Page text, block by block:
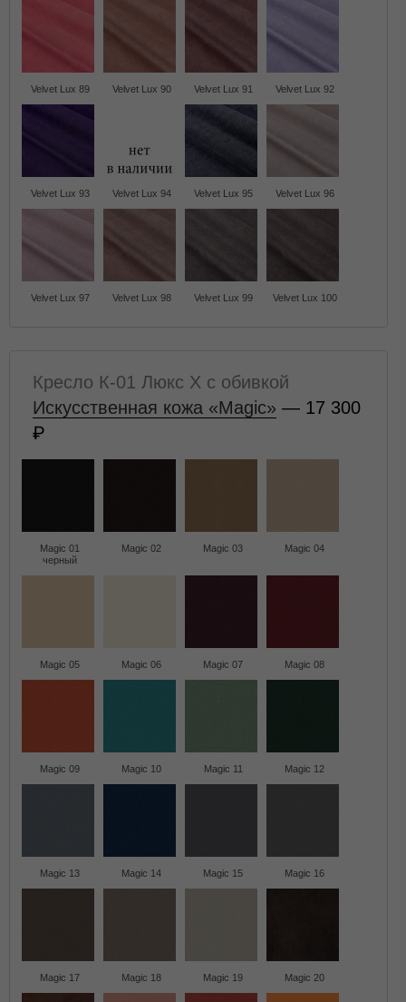
Velvet Lux 89 Velvet Lux 90 Velvet Lux 91 Velvet Lux 92
Velvet Lux 93 Velvet Lux 94 Velvet Lux 95 Velvet Lux 96
Velvet Lux 97 Velvet Lux 98 Velvet Lux 99 Velvet Lux 100
Кресло К-01 Люкс X с обивкой
Искусственная кожа «Magic» — 17 300
Magic 01
черный
Magic 02 Magic 03 Magic 04
Magic 05 Magic 06 Magic 07 Magic 08
Magic 09 Magic 10 Magic 11 Magic 12
Magic 13 Magic 14 Magic 15 Magic 16
Magic 17 Magic 18 Magic 19 Magic 20